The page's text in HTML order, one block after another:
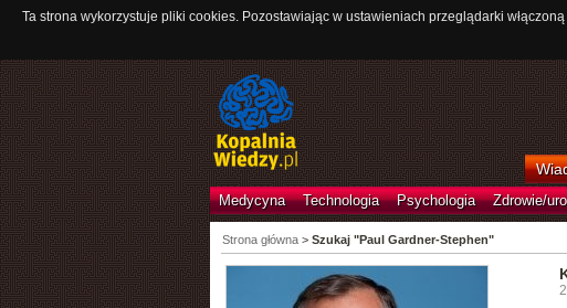
Ta strona wykorzystuje pliki cookies. Pozostawiając w ustawieniach przeglądarki
Medycyna Technologia Psychologia Zdrowie/
Strona główna> Szukaj "Paul Gardner-Stephen"